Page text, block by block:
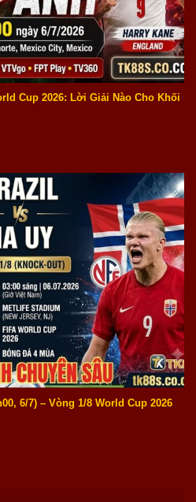
Cup 2026: Lời Giải Nào Cho Khối
6/7) – Vòng 1/8 World Cup 2026